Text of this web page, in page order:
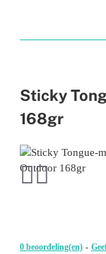
Sticky
168gr
0 beoordeling(en) -